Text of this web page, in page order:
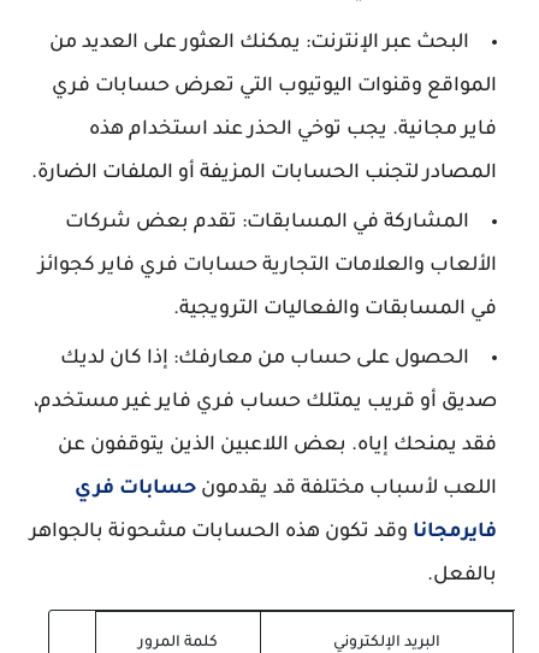
البحث عبر الإنترنت: يمكنك العثور على العديد من
المواقع وقنوات اليوتيوب التي تعرض حسابات فري
فاير مجانية. يجب توخي الحذر عند استخدام هذه
المصادر لتجنب الحسابات المزيفة أو الملفات الضارة.
المشاركة في المسابقات: تقدم بعض شركات
الألعاب والعلامات التجارية حسابات فري فاير كجوائز
في المسابقات والفعاليات الترويجية.
الحصول على حساب من معارفك: إذا كان لديك
صديق أو قريب يمتلك حساب فري فاير غير مستخدم،
فقد يمنحك إياه. بعض اللاعبين الذين يتوقفون عن
اللعب لأسباب مختلفة قد يقدمون حسابات فري
فايرمجانا وقد تكون هذه الحسابات مشحونة بالجواهر
بالفعل.
البريد الإلكتروني كلمة المرور